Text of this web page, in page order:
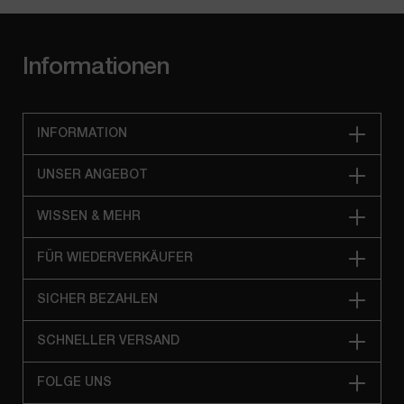
Informationen
INFORMATION
UNSER ANGEBOT
WISSEN & MEHR
FÜR WIEDERVERKÄUFER
SICHER BEZAHLEN
SCHNELLER VERSAND
FOLGE UNS